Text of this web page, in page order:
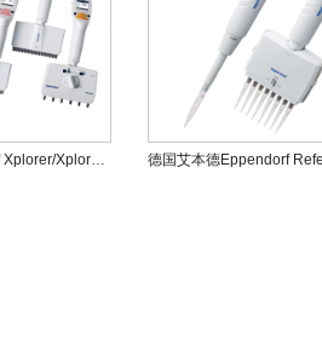
德国艾本德Eppendorf Xplorer/Xplorer plus电动移液器